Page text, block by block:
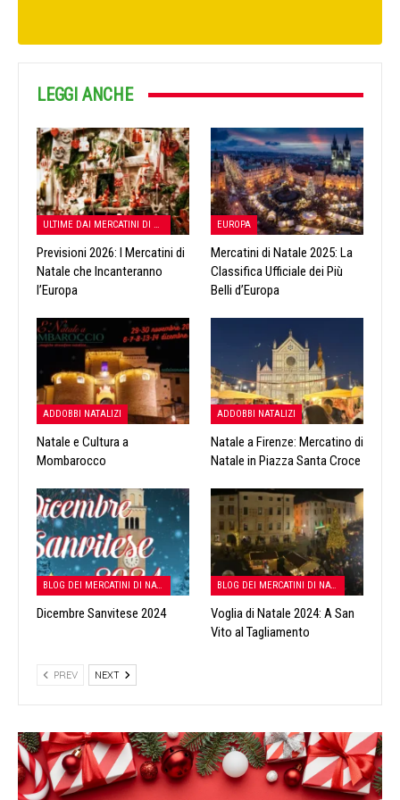
LEGGI ANCHE
ULTIME DAI MERCATINI DI NATALE
Previsioni 2026: I Mercatini di
Natale che Incanteranno
l’Europa
EUROPA
Mercatini di Natale 2025: La
Classifica Ufficiale dei Più
Belli d’Europa
ADDOBBI NATALIZI
Natale e Cultura a
Mombarocco
ADDOBBI NATALIZI
Natale a Firenze: Mercatino di
Natale in Piazza Santa Croce
BLOG DEI MERCATINI DI NATALE
Dicembre Sanvitese 2024
BLOG DEI MERCATINI DI NATALE
Voglia di Natale 2024: A San
Vito al Tagliamento
PREV NEXT